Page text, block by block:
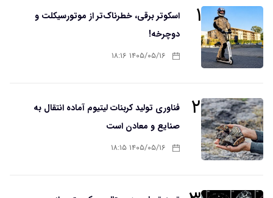
۱
اسکوتر برقی، خطرناک‌تر از موتورسیکلت و
دوچرخه!
۱۴۰۵/۰۵/۱۶ ۱۸:۱۶
۲
فناوری تولید کربنات لیتیوم آماده انتقال به
صنایع و معادن است
۱۴۰۵/۰۵/۱۶ ۱۸:۱۵